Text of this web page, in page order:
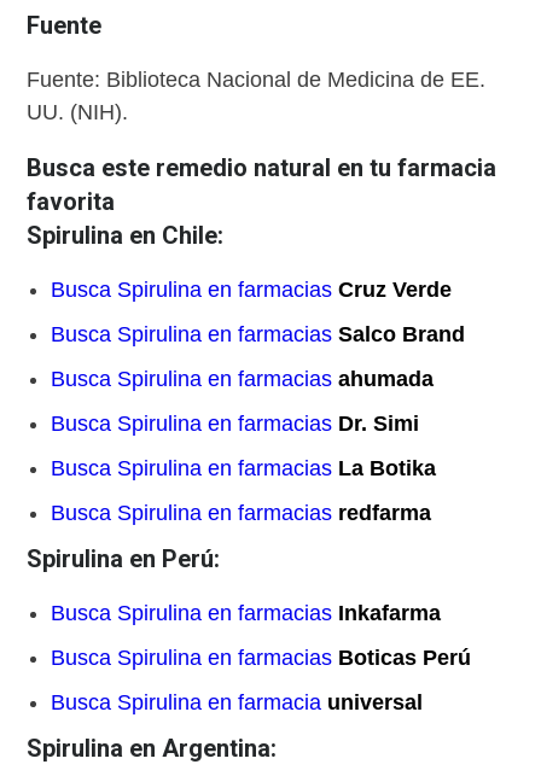
Fuente
Fuente: Biblioteca Nacional de Medicina de EE.
UU. (NIH).
Busca este remedio natural en tu farmacia
favorita
Spirulina en Chile:
Busca Spirulina en farmaciasCruz Verde
Busca Spirulina en farmaciasSalco Brand
Busca Spirulina en farmaciasahumada
Busca Spirulina en farmacias Dr. Simi
Busca Spirulina en farmacias La Botika
Busca Spirulina en farmacias redfarma
Spirulina en Perú:
Busca Spirulina en farmacias Inkafarma
Busca Spirulina en farmacias Boticas Perú
Busca Spirulina en farmacia universal
Spirulina en Argentina: